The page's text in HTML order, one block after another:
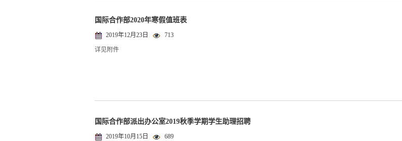
国际合作部2020年寒假值班表
2019年12月23日 713
详见附件
国际合作部派出办公室2019秋季学期学生助理招聘
2019年10月15日 689